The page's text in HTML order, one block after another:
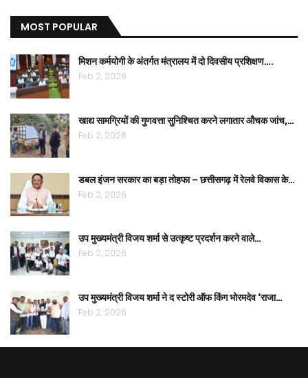
MOST POPULAR
मिशन कर्मयोगी के अंतर्गत मंत्रालय में दो दिवसीय प्रशिक्षण….
Feb 2, 2026
खाद्य सामग्रियों की गुणवत्ता सुनिश्चित करने लगातार औचक जांच,…
Feb 2, 2026
डबल इंजन सरकार का बड़ा तोहफा – छत्तीसगढ़ में रेलवे विकास के…
Feb 2, 2026
उप मुख्यमंत्री विजय शर्मा से उत्कृष्ट प्रदर्शन करने वाले…
Feb 2, 2026
उप मुख्यमंत्री विजय शर्मा ने द स्टोरी ऑफ किंग भोरमदेव ‘राजा…
Feb 2, 2026